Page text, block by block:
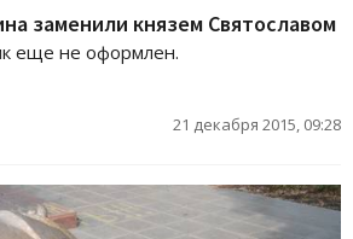
заменили князем Святославом
еще не оформлен.
21 декабря 2015, 09:28